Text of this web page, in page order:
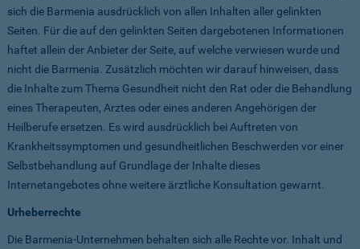
sich die Barmenia ausdrücklich von allen Inhalten aller gelinkten
Seiten. Für die auf den gelinkten Seiten dargebotenen Informationen
haftet allein der Anbieter der Seite, auf welche verwiesen wurde und
nicht die Barmenia. Zusätzlich möchten wir darauf hinweisen, dass
die Inhalte zum Thema Gesundheit nicht den Rat oder die Behandlung
eines Therapeuten, Arztes oder eines anderen Angehörigen der
Heilberufe ersetzen. Es wird ausdrücklich bei Auftreten von
Krankheitssymptomen und gesundheitlichen Beschwerden vor einer
Selbstbehandlung auf Grundlage der Inhalte dieses
Internetangebotes ohne weitere ärztliche Konsultation gewarnt.
Urheberrechte
Die Barmenia-Unternehmen behalten sich alle Rechte vor. Inhalt und